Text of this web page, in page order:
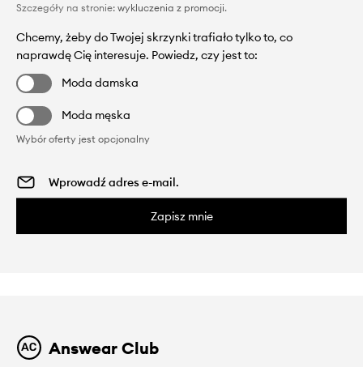
Szczegóły na stronie: wykluczenia z promocji.
Chcemy, żeby do Twojej skrzynki trafiało tylko to, co
naprawdę Cię interesuje. Powiedz, czy jest to:
Moda damska
Moda męska
Wybór oferty jest opcjonalny
Zapisz mnie
Answear Club